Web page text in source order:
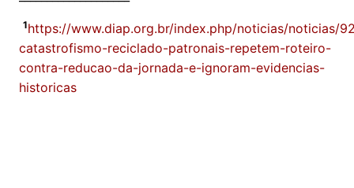
1https://www.diap.org.br/index.php/noticias/noticias/
catastrofismo-reciclado-patronais-repetem-roteiro-
contra-reducao-da-jornada-e-ignoram-evidencias-
historicas